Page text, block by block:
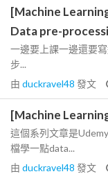
[Machine
Data pre-
一邊要上課一邊還要
步...
由 duckravel48 發文
[Machine
這個系列文章是
檔學一點data...
由 duckravel48 發文